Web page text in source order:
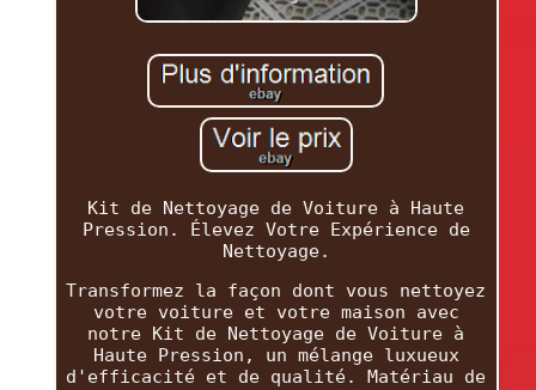
Kit de Nettoyage de Voiture à Haute
Pression. Élevez Votre Expérience de
Nettoyage.
Transformez la façon dont vous nettoyez
votre voiture et votre maison avec
notre Kit de Nettoyage de Voiture à
Haute Pression, un mélange luxueux
d'efficacité et de qualité. Matériau de